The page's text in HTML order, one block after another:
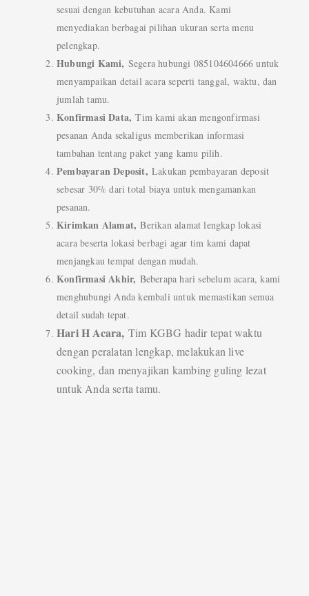
sesuai dengan kebutuhan acara Anda. Kami
menyediakan berbagai pilihan ukuran serta menu
pelengkap.
Hubungi Kami, Segera hubungi 085104604666 untuk
menyampaikan detail acara seperti tanggal, waktu, dan
jumlah tamu.
Konfirmasi Data,Tim kami akan mengonfirmasi
pesanan Anda sekaligus memberikan informasi
tambahan tentang paket yang kamu pilih.
Pembayaran Deposit, Lakukan pembayaran deposit
sebesar 30% dari total biaya untuk mengamankan
pesanan.
Kirimkan Alamat,Berikan alamat lengkap lokasi
acara beserta lokasi berbagi agar tim kami dapat
menjangkau tempat dengan mudah.
Konfirmasi Akhir, Beberapa hari sebelum acara, kami
menghubungi Anda kembali untuk memastikan semua
detail sudah tepat.
Hari H Acara, Tim KGBG hadir tepat waktu
dengan peralatan lengkap, melakukan live
cooking, dan menyajikan kambing guling lezat
untuk Anda serta tamu.